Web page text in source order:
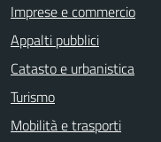
Imprese e commercio
Appalti pubblici
Catasto e urbanistica
Turismo
Mobilità e trasporti